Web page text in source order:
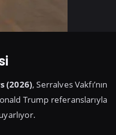
(2026), Serralves Vakfı’nın
Trump referanslarıyla